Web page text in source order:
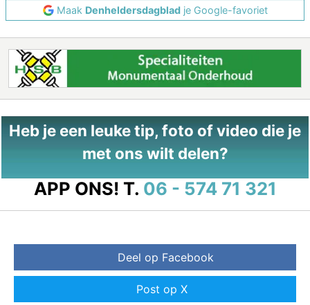
Maak Denheldersdagbladje Google-favoriet
Heb je een leuke tip, foto of video die je
met ons wilt delen?
APP ONS! T. 06 - 574 71 321
Deel op Facebook
Post op X